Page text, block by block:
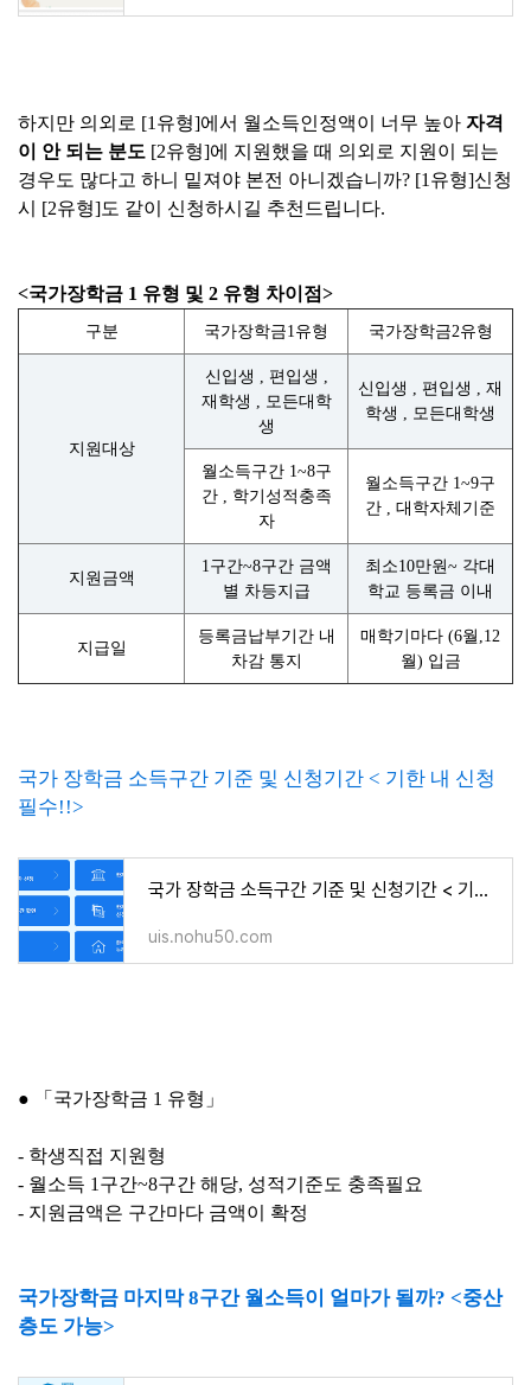
하지만 의외로 [1유형]에서 월소득인정액이 너무 높아 자격
이 안 되는 분도 [2유형]에 지원했을 때 의외로 지원이 되는
경우도 많다고 하니 밑져야 본전 아니겠습니까? [1유형]신청
시 [2유형]도 같이 신청하시길 추천드립니다.
<국가장학금 1 유형 및 2 유형 차이점>
구분 국가장학금1유형 국가장학금2유형
지원대상
신입생 , 편입생 ,
재학생 , 모든대학
생
신입생 , 편입생 , 재
학생 , 모든대학생
월소득구간 1~8구
간 , 학기성적충족
자
월소득구간 1~9구
간 , 대학자체기준
지원금액
1구간~8구간 금액
별 차등지급
최소10만원~ 각대
학교 등록금 이내
지급일
등록금납부기간 내
차감 통지
매학기마다 (6월,12
월) 입금
국가 장학금 소득구간 기준 및 신청기간 < 기한 내 신청
필수!!>
국가 장학금 소득구간 기준 및 신청기간 < 기한내 신청필수!!>
uis.nohu50.com
● 「국가장학금 1 유형」
- 학생직접 지원형
- 월소득 1구간~8구간 해당, 성적기준도 충족필요
- 지원금액은 구간마다 금액이 확정
국가장학금 마지막 8구간 월소득이 얼마가 될까? <중산
층도 가능>